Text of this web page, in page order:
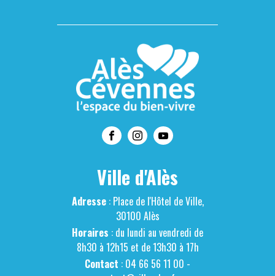
Ville d'Alès
Adresse: Place de l'Hôtel de Ville,
30100 Alès
Horaires : du lundi au vendredi de
8h30 à 12h15 et de 13h30 à 17h
Contact : 04 66 56 11 00 -